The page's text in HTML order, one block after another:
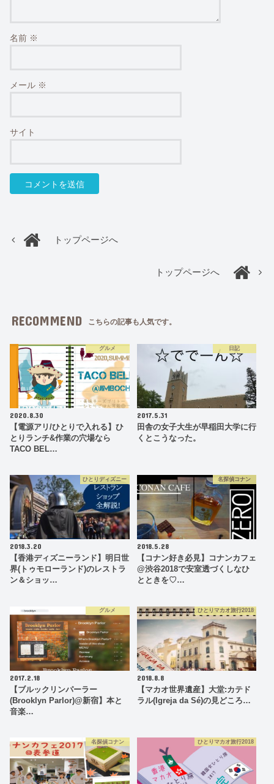
名前 ※
メール ※
サイト
トップページへ
トップページへ
RECOMMEND こちらの記事も人気です。
グルメ
2020.8.30
【電源アリ/ひとりで入れる】ひ
とりランチ&作業の穴場なら
TACO BEL…
日記
2017.5.31
田舎の女子大生が早稲田大学に行
くとこうなった。
ひとりディズニー
2018.3.20
【香港ディズニーランド】明日世
界(トゥモローランド)のレストラ
ン＆ショッ…
名探偵コナン
2018.5.28
【コナン好き必見】コナンカフェ
@渋谷2018で安室透づくしなひ
とときを♡…
グルメ
2017.2.18
【ブルックリンパーラー
(Brooklyn Parlor)@新宿】本と
音楽…
ひとりマカオ旅行2018
2018.8.8
【マカオ世界遺産】大堂:カテド
ラル(Igreja da Sé)の見どころ…
名探偵コナン ひとりマカオ旅行2018